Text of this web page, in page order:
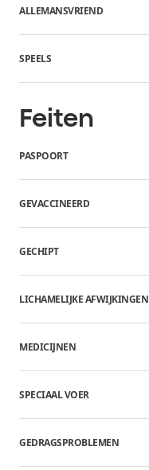
ALLEMANSVRIEND
SPEELS
Feiten
PASPOORT
GEVACCINEERD
GECHIPT
LICHAMELIJKE AFWIJKINGEN
MEDICIJNEN
SPECIAAL VOER
GEDRAGSPROBLEMEN